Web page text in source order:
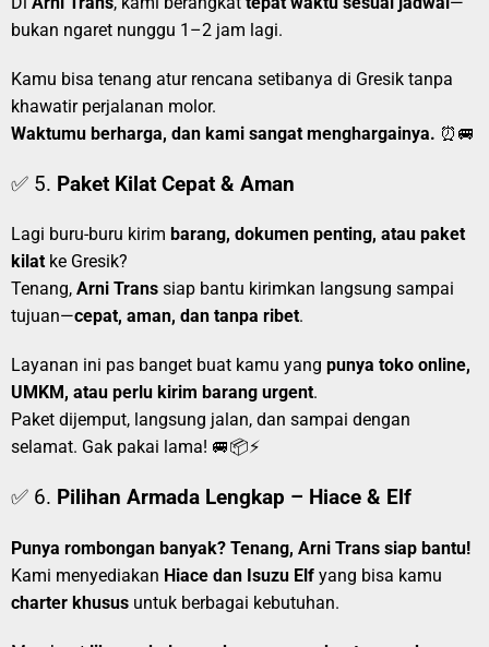
bukan ngaret nunggu 1–2 jam lagi.
Kamu bisa tenang atur rencana setibanya di Gresik tanpa
khawatir perjalanan molor.
Waktumu berharga, dan kami sangat menghargainya. ⏰🚐
✅ 5. Paket Kilat Cepat & Aman
Lagi buru-buru kirim barang, dokumen penting, atau paket
kilat ke Gresik?
Tenang, Arni Trans siap bantu kirimkan langsung sampai
tujuan—cepat, aman, dan tanpa ribet.
Layanan ini pas banget buat kamu yang punya toko online,
UMKM, atau perlu kirim barang urgent.
Paket dijemput, langsung jalan, dan sampai dengan
selamat. Gak pakai lama! 🚐📦⚡
✅ 6. Pilihan Armada Lengkap – Hiace & Elf
Punya rombongan banyak? Tenang, Arni Trans siap bantu!
Kami menyediakan Hiace dan Isuzu Elf yang bisa kamu
charter khusus untuk berbagai kebutuhan.